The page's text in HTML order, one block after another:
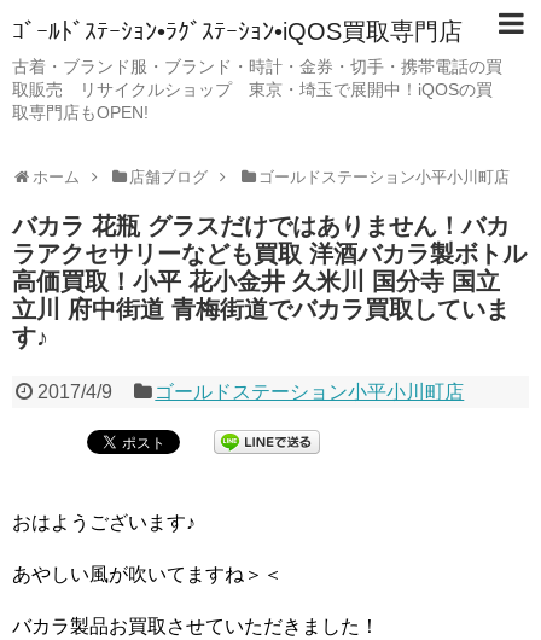
ｺﾞｰﾙﾄﾞｽﾃｰｼｮﾝ•ﾗｸﾞｽﾃｰｼｮﾝ•iQOS買取専門店
古着・ブランド服・ブランド・時計・金券・切手・携帯電話の買
取販売 リサイクルショップ 東京・埼玉で展開中！iQOSの買
取専門店もOPEN!
ホーム 店舗ブログ ゴールドステーション小平小川町店
バカラ 花瓶 グラスだけではありません！バカ
ラアクセサリーなども買取 洋酒バカラ製ボトル
高価買取！小平 花小金井 久米川 国分寺 国立
立川 府中街道 青梅街道でバカラ買取していま
す♪
2017/4/9 ゴールドステーション小平小川町店
おはようございます♪
あやしい風が吹いてますね＞＜
バカラ製品お買取させていただきました！